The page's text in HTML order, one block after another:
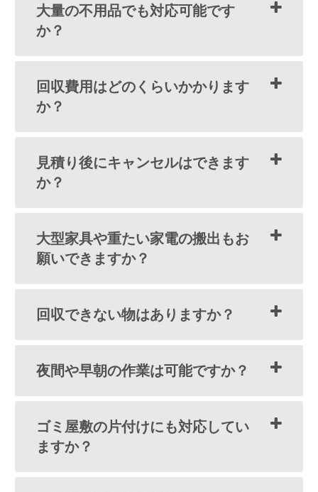
大量の不用品でも対応可能です
か？
回収費用はどのくらいかかります
か？
見積り後にキャンセルはできます
か？
大型家具や重たい家電の搬出もお
願いできますか？
回収できない物はありますか？
夜間や早朝の作業は可能ですか？
ゴミ屋敷の片付けにも対応してい
ますか？